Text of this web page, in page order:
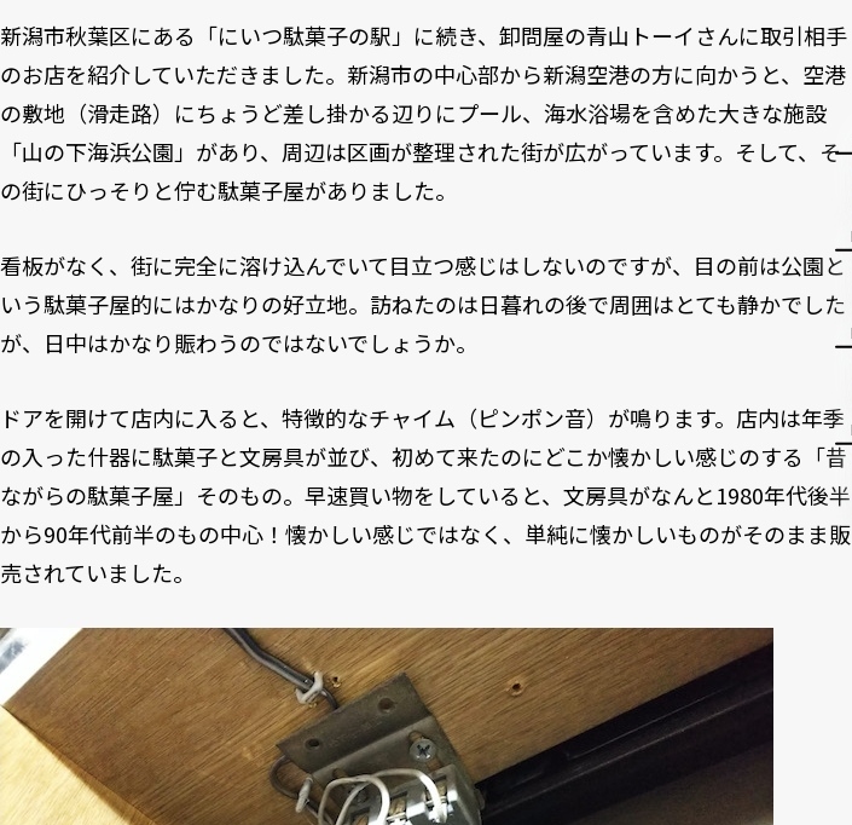
新潟市秋葉区にある「にいつ駄菓子の駅」に続き、卸問屋の青山トーイさんに取引相手
のお店を紹介していただきました。新潟市の中心部から新潟空港の方に向かうと、空港
の敷地（滑走路）にちょうど差し掛かる辺りにプール、海水浴場を含めた大きな施設
「山の下海浜公園」があり、周辺は区画が整理された街が広がっています。そして、そ
の街にひっそりと佇む駄菓子屋がありました。
看板がなく、街に完全に溶け込んでいて目立つ感じはしないのですが、目の前は公園と
いう駄菓子屋的にはかなりの好立地。訪ねたのは日暮れの後で周囲はとても静かでした
が、日中はかなり賑わうのではないでしょうか。
ドアを開けて店内に入ると、特徴的なチャイム（ピンポン音）が鳴ります。店内は年季
の入った什器に駄菓子と文房具が並び、初めて来たのにどこか懐かしい感じのする「昔
ながらの駄菓子屋」そのもの。早速買い物をしていると、文房具がなんと1980年代後半
から90年代前半のもの中心！懐かしい感じではなく、単純に懐かしいものがそのまま販
売されていました。